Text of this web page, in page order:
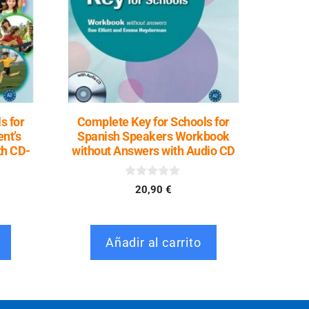
for
CD-
Complete Key for Schools for
Spanish Speakers Workbook
without Answers with Audio CD
20,90 €
Añadir al carrito